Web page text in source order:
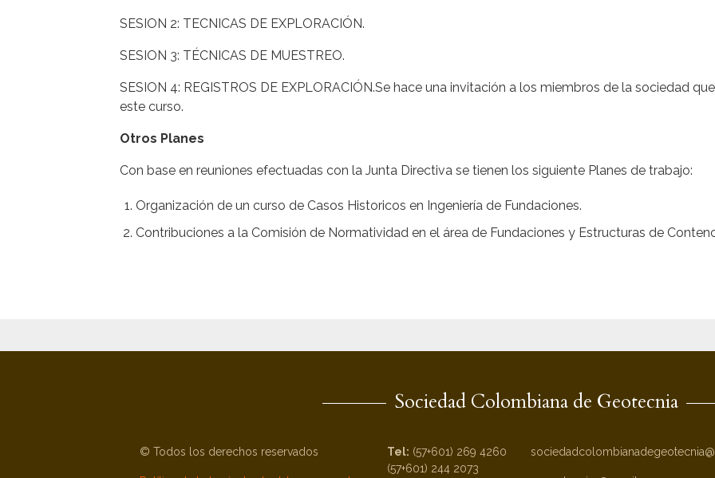
SESION 2: TECNICAS DE EXPLORACIÓN.
SESION 3: TÉCNICAS DE MUESTREO.
SESION 4: REGISTROS DE EXPLORACIÓN.Se hace una invitación a los miembros de la sociedad
este curso.
Otros Planes
Con base en reuniones efectuadas con la Junta Directiva se tienen los siguiente Planes de trabajo:
Organización de un curso de Casos Historicos en Ingeniería de Fundaciones.
Contribuciones a la Comisión de Normatividad en el área de Fundaciones y Estructuras de
Sociedad Colombiana de Geotecnia
© Todos los derechos reservados Tel: (57+601) 269 4260
(57+601) 244 2073